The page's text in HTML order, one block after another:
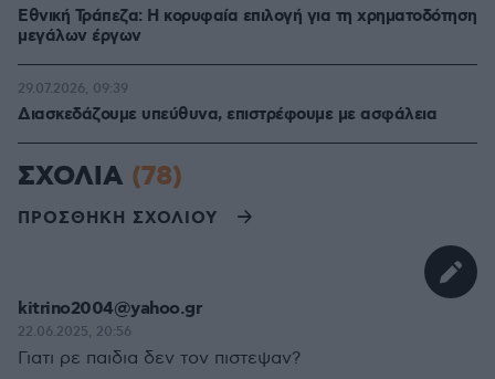
Εθνική Τράπεζα: Η κορυφαία επιλογή για τη χρηματοδότηση
μεγάλων έργων
Διασκεδάζουμε υπεύθυνα, επιστρέφουμε με ασφάλεια
29.07.2026, 09:39
ΣΧΟΛΙΑ (78)
ΠΡΟΣΘΗΚΗ ΣΧΟΛΙΟΥ
kitrino2004@yahoo.gr
22.06.2025, 20:56
Γιατι ρε παιδια δεν τον πιστεψαν?